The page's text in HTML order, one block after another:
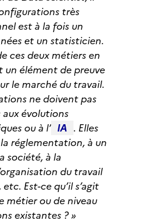
très
est à la fois un
et un statisticien.
ces deux métiers en
un élément de preuve
le marché du travail.
ne doivent pas
évolutions
ou à l’ IA . Elles
réglementation, à un
société, à la
du travail
Est-ce qu’il s’agit
métier ou de niveau
existantes ? »